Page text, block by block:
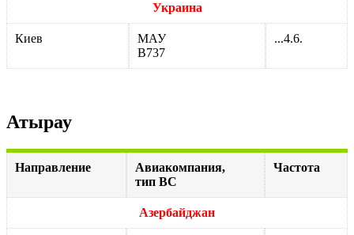
Украина
Киев
МАУ
В737
...4.6.
Атырау
Направление
Авиакомпания,
тип ВС
Частота
Азербайджан